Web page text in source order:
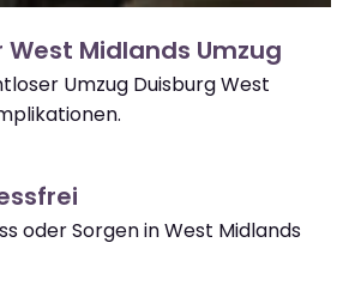
West Midlands Umzug
Umzug Duisburg West
oder Sorgen in West Midlands